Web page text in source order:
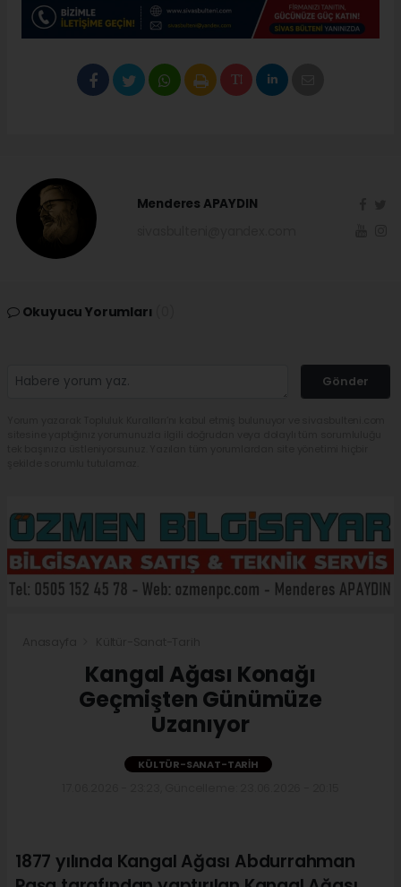
Menderes APAYDIN
Okuyucu Yorumları
Gönder
Kangal Ağası Konağı
Geçmişten Günümüze
Uzanıyor
KÜLTÜR-SANAT-TARIH
1877 yılında Kangal Ağası Abdurrahman